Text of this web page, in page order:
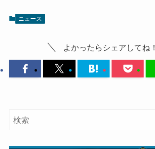
ニュース
よかったらシェアしてね！